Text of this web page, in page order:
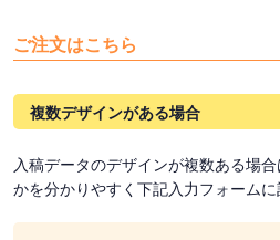
ご注文はこちら
複数デザインがある場合
入稿データのデザインが複数ある場
かを分かりやすく下記入力フォームに